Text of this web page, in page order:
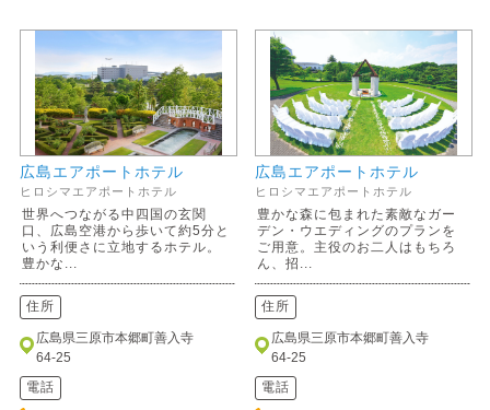
広島エアポートホテル
ヒロシマエアポートホテル
世界へつながる中四国の玄関
口、広島空港から歩いて約5分と
いう利便さに立地するホテル。
豊かな...
住所
広島県三原市本郷町善入寺
64-25
電話
広島エアポートホテル
ヒロシマエアポートホテル
豊かな森に包まれた素敵なガー
デン・ウエディングのプランを
ご用意。主役のお二人はもちろ
ん、招...
住所
広島県三原市本郷町善入寺
64-25
電話